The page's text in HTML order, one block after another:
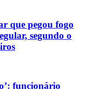
que pegou fogo
segundo o
funcionário